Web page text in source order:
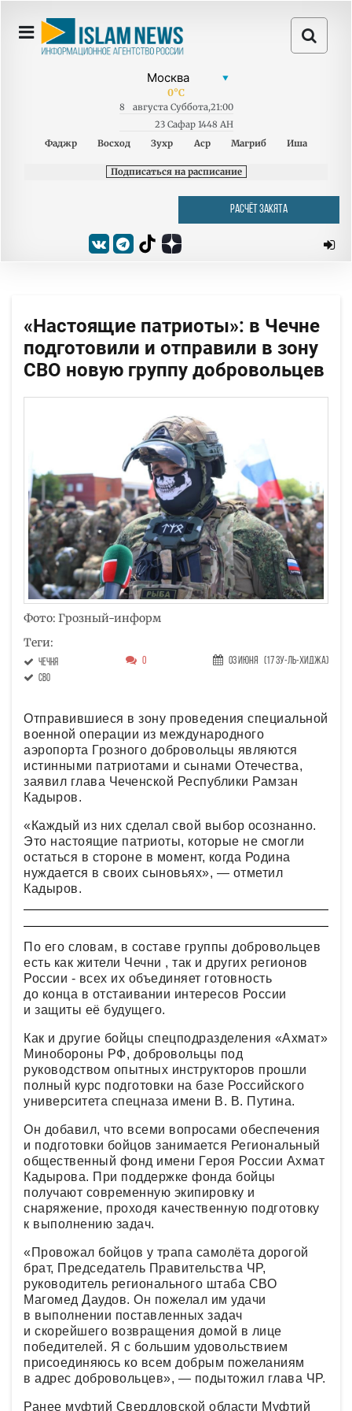
0°C
8 августа Суббота,21:00
23 Сафар 1448 AH
Фаджр
Восход Зухр Аср Магриб Иша
Подписаться на расписание
РАСЧЁТ ЗАКЯТА
«Настоящие патриоты»: в Чечне
подготовили и отправили в зону
СВО новую группу добровольцев
Фото: Грозный-информ
Теги:
Чечня
СВО
0 03 Июня (17 Зу-ль-хиджа)
Отправившиеся в зону проведения специальной
военной операции из международного
аэропорта Грозного добровольцы являются
истинными патриотами и сынами Отечества,
заявил глава Чеченской Республики Рамзан
Кадыров.
«Каждый из них сделал свой выбор осознанно.
Это настоящие патриоты, которые не смогли
остаться в стороне в момент, когда Родина
нуждается в своих сыновьях», — отметил
Кадыров.
По его словам, в составе группы добровольцев
есть как жители Чечни , так и других регионов
России - всех их объединяет готовность
до конца в отстаивании интересов России
и защиты её будущего.
Как и другие бойцы спецподразделения «Ахмат»
Минобороны РФ, добровольцы под
руководством опытных инструкторов прошли
полный курс подготовки на базе Российского
университета спецназа имени В. В. Путина.
Он добавил, что всеми вопросами обеспечения
и подготовки бойцов занимается Региональный
общественный фонд имени Героя России Ахмат
Кадырова. При поддержке фонда бойцы
получают современную экипировку и
снаряжение, проходя качественную подготовку
к выполнению задач.
«Провожал бойцов у трапа самолёта дорогой
брат, Председатель Правительства ЧР,
руководитель регионального штаба СВО
Магомед Даудов. Он пожелал им удачи
в выполнении поставленных задач
и скорейшего возвращения домой в лице
победителей. Я с большим удовольствием
присоединяюсь ко всем добрым пожеланиям
в адрес добровольцев», — подытожил глава ЧР.
Ранее муфтий Свердловской области Муфтий